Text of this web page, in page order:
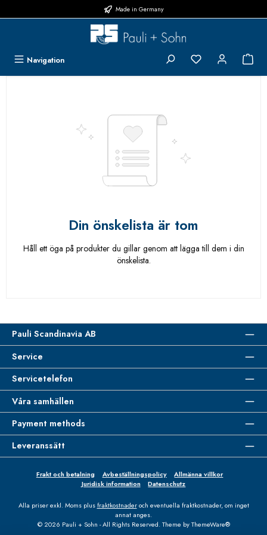
Made in Germany
Navigation Du har 0 objekt i
Din önskelista är tom
Håll ett öga på produkter du gillar genom att lägga till dem i din
önskelista.
Pauli Scandinavia AB
Service
Servicetelefon
Våra samhällen
Payment methods
Leveranssätt
Frakt och betalning Avbeställningspolicy
Allmänna villkor
Juridisk information
Datenschutz
Alla priser exkl. Moms plusfraktkostnaderoch eventuella fraktkostnader, om inget
annat anges.
© 2026 Pauli + Sohn - All Rights Reserved. Theme byThemeWare®